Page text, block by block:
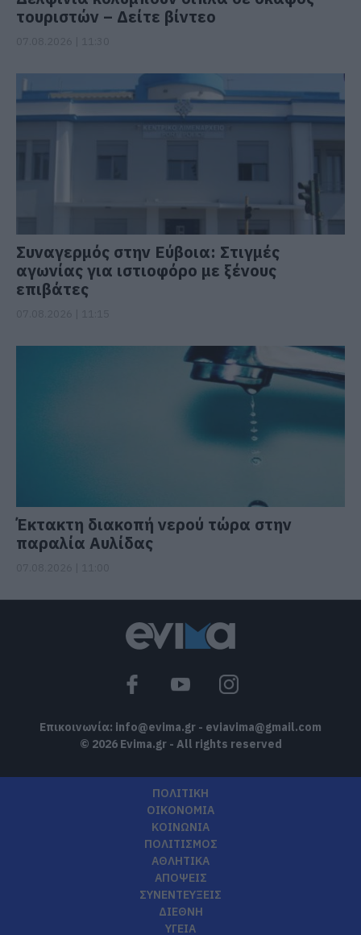
τουριστών – Δείτε βίντεο
Συναγερμός στην Εύβοια: Στιγμές
αγωνίας για ιστιοφόρο με ξένους
επιβάτες
Έκτακτη διακοπή νερού τώρα στην
παραλία Αυλίδας
Επικοινωνία: info@evima.gr - eviavima@gmail.com
© 2026 Evima.gr - All rights reserved
ΠΟΛΙΤΙΚΗ
ΟΙΚΟΝΟΜΙΑ
ΚΟΙΝΩΝΙΑ
ΠΟΛΙΤΙΣΜΟΣ
ΑΘΛΗΤΙΚΑ
ΑΠΟΨΕΙΣ
ΣΥΝΕΝΤΕΥΞΕΙΣ
ΔΙΕΘΝΗ
ΥΓΕΙΑ